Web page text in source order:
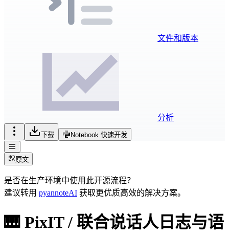
文件和版本
分析
下载 Notebook 快速开发
原文
是否在生产环境中使用此开源流程？
建议转用 pyannoteAI 获取更优质高效的解决方案。
🎹 PixIT / 联合说话人日志与语